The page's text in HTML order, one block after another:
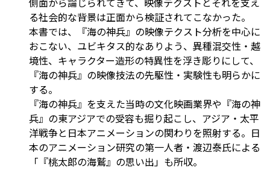
る社会的な背景は正面から検証されてこなかった。
本書では、『海の神兵』の映像テクスト分析を中心に
おこない、ユビキタス的なありよう、異種混交性・越
境性、キャラクター造形の特異性を浮き彫りにして、
『海の神兵』の映像技法の先駆性・実験性も明らかに
する。
『海の神兵』を支えた当時の文化映画業界や『海の神
兵』の東アジアでの受容も掘り起こし、アジア・太平
洋戦争と日本アニメーションの関わりを照射する。日
本のアニメーション研究の第一人者・渡辺泰氏による
「『桃太郎の海鷲』の思い出」も所収。